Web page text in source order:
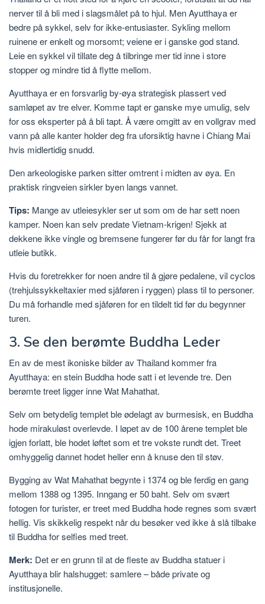
nerver til å bli med i slagsmålet på to hjul. Men Ayutthaya er
bedre på sykkel, selv for ikke-entusiaster. Sykling mellom
ruinene er enkelt og morsomt; veiene er i ganske god stand.
Leie en sykkel vil tillate deg å tilbringe mer tid inne i store
stopper og mindre tid å flytte mellom.
Ayutthaya er en forsvarlig by-øya strategisk plassert ved
samløpet av tre elver. Komme tapt er ganske mye umulig, selv
for oss eksperter på å bli tapt. Å være omgitt av en vollgrav med
vann på alle kanter holder deg fra uforsiktig havne i Chiang Mai
hvis midlertidig snudd.
Den arkeologiske parken sitter omtrent i midten av øya. En
praktisk ringveien sirkler byen langs vannet.
Tips: Mange av utleiesykler ser ut som om de har sett noen
kamper. Noen kan selv predate Vietnam-krigen! Sjekk at
dekkene ikke vingle og bremsene fungerer før du får for langt fra
utleie butikk.
Hvis du foretrekker for noen andre til å gjøre pedalene, vil cyclos
(trehjulssykkeltaxier med sjåføren i ryggen) plass til to personer.
Du må forhandle med sjåføren for en tildelt tid før du begynner
turen.
3. Se den berømte Buddha Leder
En av de mest ikoniske bilder av Thailand kommer fra
Ayutthaya: en stein Buddha hode satt i et levende tre. Den
berømte treet ligger inne Wat Mahathat.
Selv om betydelig templet ble ødelagt av burmesisk, en Buddha
hode mirakuløst overlevde. I løpet av de 100 årene templet ble
igjen forlatt, ble hodet løftet som et tre vokste rundt det. Treet
omhyggelig dannet hodet heller enn å knuse den til støv.
Bygging av Wat Mahathat begynte i 1374 og ble ferdig en gang
mellom 1388 og 1395. Inngang er 50 baht. Selv om svært
fotogen for turister, er treet med Buddha hode regnes som svært
hellig. Vis skikkelig respekt når du besøker ved ikke å slå tilbake
til Buddha for selfies med treet.
Merk: Det er en grunn til at de fleste av Buddha statuer i
Ayutthaya blir halshugget: samlere – både private og
institusjonelle.